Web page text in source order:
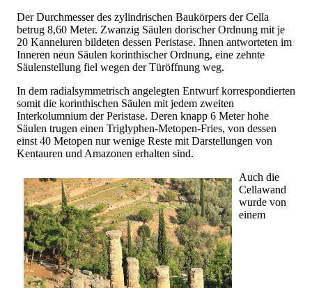
Der Durchmesser des zylindrischen Baukörpers der Cella
betrug 8,60 Meter. Zwanzig Säulen dorischer Ordnung mit je
20 Kanneluren bildeten dessen Peristase. Ihnen antworteten im
Inneren neun Säulen korinthischer Ordnung, eine zehnte
Säulenstellung fiel wegen der Türöffnung weg.
In dem radialsymmetrisch angelegten Entwurf korrespondierten
somit die korinthischen Säulen mit jedem zweiten
Interkolumnium der Peristase. Deren knapp 6 Meter hohe
Säulen trugen einen Triglyphen-Metopen-Fries, von dessen
einst 40 Metopen nur wenige Reste mit Darstellungen von
Kentauren und Amazonen erhalten sind.
Auch die
Cellawand
wurde von
einem